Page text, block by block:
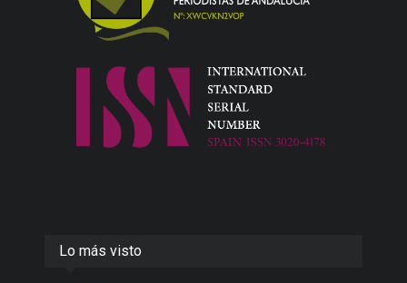
Lo más visto